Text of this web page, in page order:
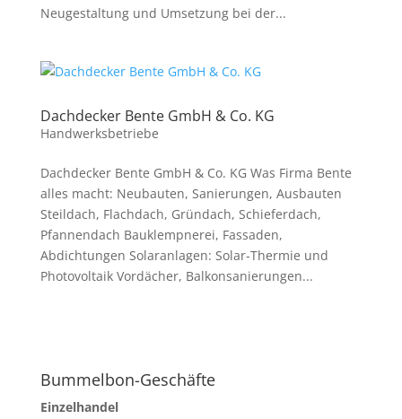
Neugestaltung und Umsetzung bei der...
Dachdecker Bente GmbH & Co. KG
Handwerksbetriebe
Dachdecker Bente GmbH & Co. KG Was Firma Bente
alles macht: Neubauten, Sanierungen, Ausbauten
Steildach, Flachdach, Gründach, Schieferdach,
Pfannendach Bauklempnerei, Fassaden,
Abdichtungen Solaranlagen: Solar-Thermie und
Photovoltaik Vordächer, Balkonsanierungen...
Bummelbon-Geschäfte
Einzelhandel